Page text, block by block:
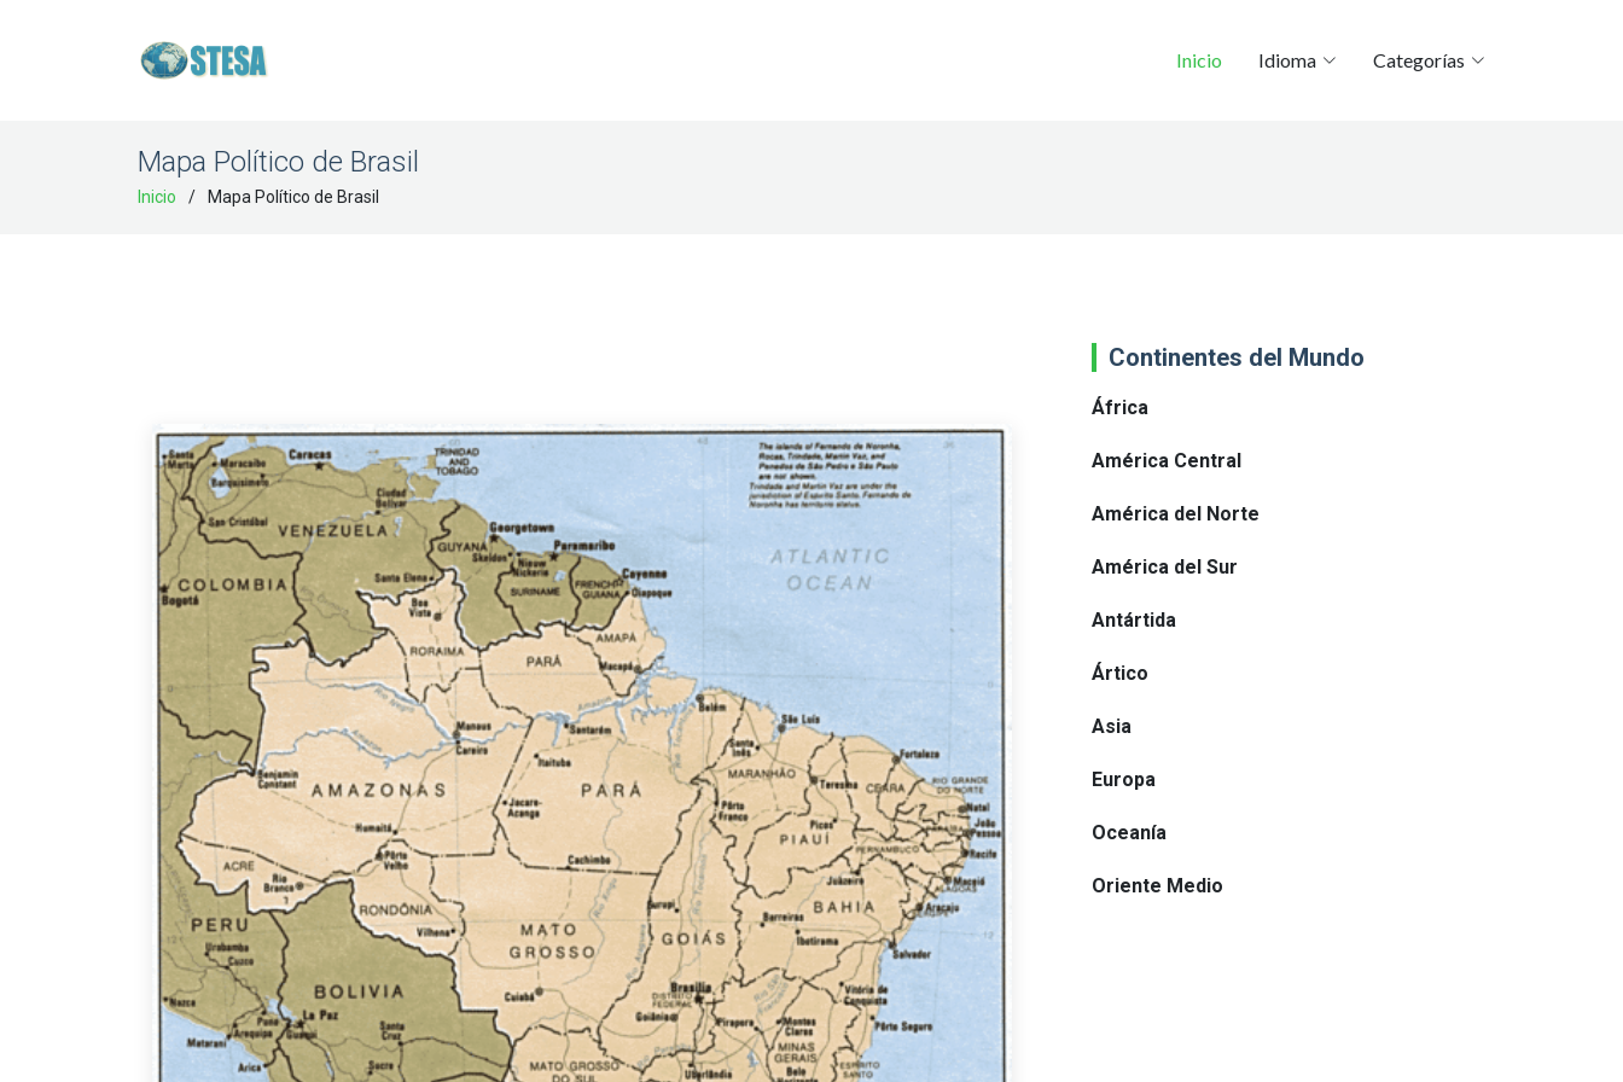
Inicio Idioma Categorías
Mapa Político de Brasil
Inicio Mapa Político de Brasil
Continentes del Mundo
África
América Central
América del Norte
América del Sur
Antártida
Ártico
Asia
Europa
Oceanía
Oriente Medio